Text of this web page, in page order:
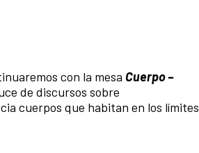
con la mesa Cuerpo –
de discursos sobre
cuerpos que habitan en los límites